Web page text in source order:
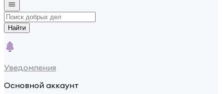
Найти
Уведомления
Основной аккаунт